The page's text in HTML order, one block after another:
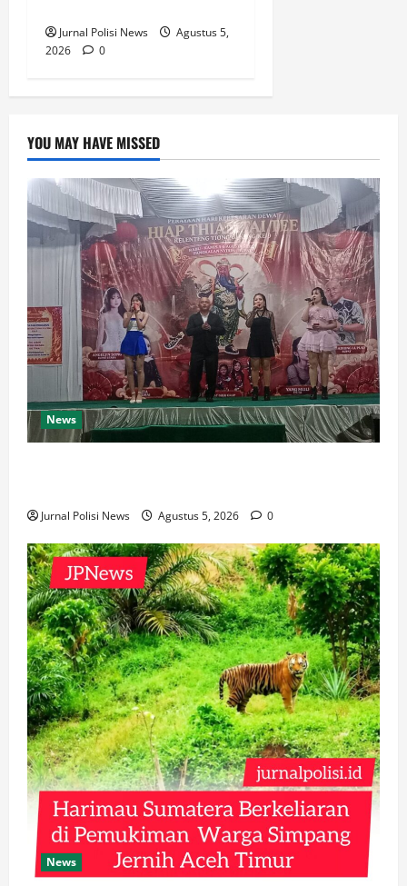
Jurnal Polisi News
Agustus 5,
2026
0
YOU MAY HAVE MISSED
News
Jurnal Polisi News Agustus 5, 2026 0
News